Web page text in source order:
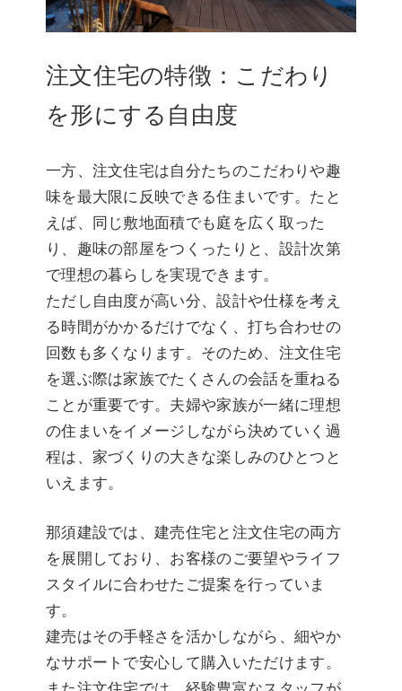
注文住宅の特徴：こだわり
を形にする自由度
一方、注文住宅は自分たちのこだわりや趣
味を最大限に反映できる住まいです。たと
えば、同じ敷地面積でも庭を広く取った
り、趣味の部屋をつくったりと、設計次第
で理想の暮らしを実現できます。
ただし自由度が高い分、設計や仕様を考え
る時間がかかるだけでなく、打ち合わせの
回数も多くなります。そのため、注文住宅
を選ぶ際は家族でたくさんの会話を重ねる
ことが重要です。夫婦や家族が一緒に理想
の住まいをイメージしながら決めていく過
程は、家づくりの大きな楽しみのひとつと
いえます。
那須建設では、建売住宅と注文住宅の両方
を展開しており、お客様のご要望やライフ
スタイルに合わせたご提案を行っていま
す。
建売はその手軽さを活かしながら、細やか
なサポートで安心して購入いただけます。